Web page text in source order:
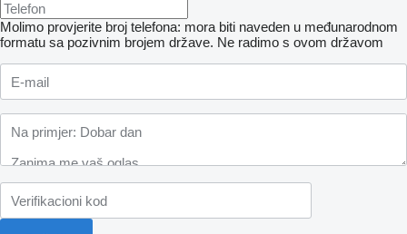
Molimo provjerite broj telefona: mora biti naveden u međunarodnom
formatu sa pozivnim brojem države. Ne radimo s ovom državom